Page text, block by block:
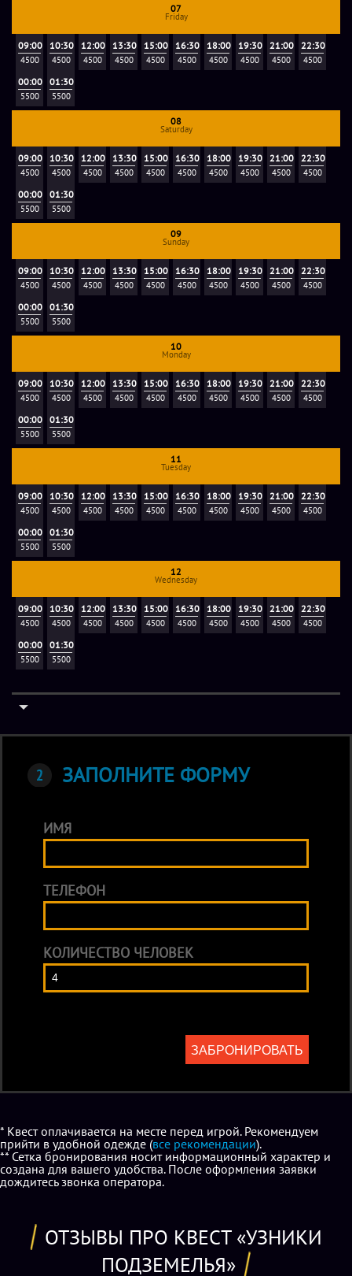
Цены и условия бронирования
БАЗОВАЯ СТОИМОСТЬ: от 4500 до 5500 руб. для
команды 2-5 игроков.
ДОПОЛНИТЕЛЬНЫЕ УЧАСТНИКИ:
доплата 500 руб./чел. Максимум - 10 игроков.
есть.
АКТЁРЫ: есть.
КОМНАТА ДЛЯ ЧАЕПИТИЯ: малая зона на 12 человек
1500 руб./час, большая зона до 30 человек 2500
руб./час.
500 руб., на ночные игры с 23-00 и
праздничные дни 1000 руб.. При отмене за день до
игры сумма возвращается.
07
Friday
09:00
4500
10:30
4500
12:00
4500
13:30
4500
15:00
4500
16:30
4500
18:00
4500
19:30
4500
21:00
4500
22:30
4500
00:00
5500
01:30
5500
08
Saturday
09:00
4500
10:30
4500
12:00
4500
13:30
4500
15:00
4500
16:30
4500
18:00
4500
19:30
4500
21:00
4500
22:30
4500
00:00
5500
01:30
5500
09
Sunday
09:00
4500
10:30
4500
12:00
4500
13:30
4500
15:00
4500
16:30
4500
18:00
4500
19:30
4500
21:00
4500
22:30
4500
00:00
5500
01:30
5500
10
Monday
09:00
4500
10:30
4500
12:00
4500
13:30
4500
15:00
4500
16:30
4500
18:00
4500
19:30
4500
21:00
4500
22:30
4500
00:00
5500
01:30
5500
11
Tuesday
09:00
4500
10:30
4500
12:00
4500
13:30
4500
15:00
4500
16:30
4500
18:00
4500
19:30
4500
21:00
4500
22:30
4500
00:00
5500
01:30
5500
12
Wednesday
09:00
4500
10:30
4500
12:00
4500
13:30
4500
15:00
4500
16:30
4500
18:00
4500
19:30
4500
21:00
4500
22:30
4500
00:00
5500
01:30
5500
ЗАПОЛНИТЕ ФОРМУ
ИМЯ
ТЕЛЕФОН
КОЛИЧЕСТВО ЧЕЛОВЕК
ЗАБРОНИРОВАТЬ
* Квест оплачивается на месте перед игрой. Рекомендуем
прийти в удобной одежде (все рекомендации).
** Сетка бронирования носит информационный характер и
создана для вашего удобства. После оформления заявки
дождитесь звонка оператора.
ОТЗЫВЫ ПРО КВЕСТ «УЗНИКИ
ПОДЗЕМЕЛЬЯ»